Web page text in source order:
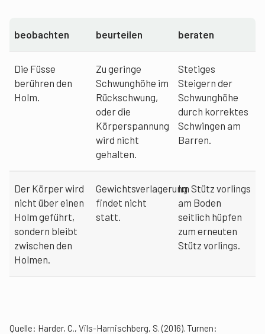
beobachten beurteilen beraten
Die Füsse
berühren den
Holm.
Zu geringe
Schwunghöhe im
Rückschwung,
oder die
Körperspannung
wird nicht
gehalten.
Stetiges
Steigern der
Schwunghöhe
durch korrektes
Schwingen am
Barren.
Der Körper wird
nicht über einen
Holm geführt,
sondern bleibt
zwischen den
Holmen.
Gewichtsverlagerung
findet nicht
statt.
Im Stütz vorlings
am Boden
seitlich hüpfen
zum erneuten
Stütz vorlings.
Quelle: Harder, C., Vils-Harnischberg, S. (2016). Turnen: